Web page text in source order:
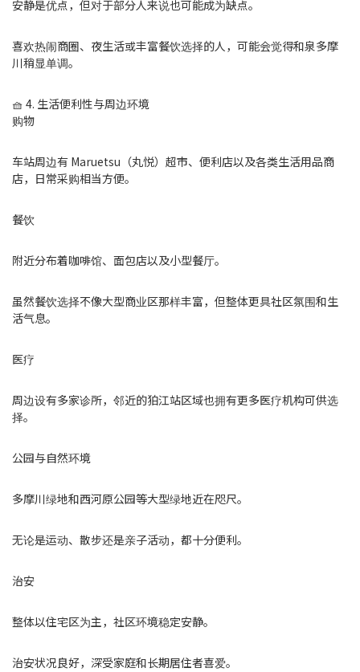
安静是优点，但对于部分人来说也可能成为缺点。
喜欢热闹商圈、夜生活或丰富餐饮选择的人，可能会觉得和泉多摩
川稍显单调。
🧺 4. 生活便利性与周边环境
购物
车站周边有 Maruetsu（丸悦）超市、便利店以及各类生活用品商
店，日常采购相当方便。
餐饮
附近分布着咖啡馆、面包店以及小型餐厅。
虽然餐饮选择不像大型商业区那样丰富，但整体更具社区氛围和生
活气息。
医疗
周边设有多家诊所，邻近的狛江站区域也拥有更多医疗机构可供选
择。
公园与自然环境
多摩川绿地和西河原公园等大型绿地近在咫尺。
无论是运动、散步还是亲子活动，都十分便利。
治安
整体以住宅区为主，社区环境稳定安静。
治安状况良好，深受家庭和长期居住者喜爱。